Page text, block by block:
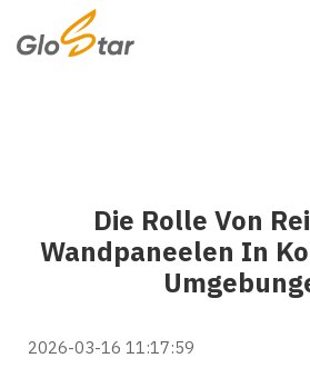
Die Rolle Von
Wandpaneelen In
2026-03-16 11:17:59